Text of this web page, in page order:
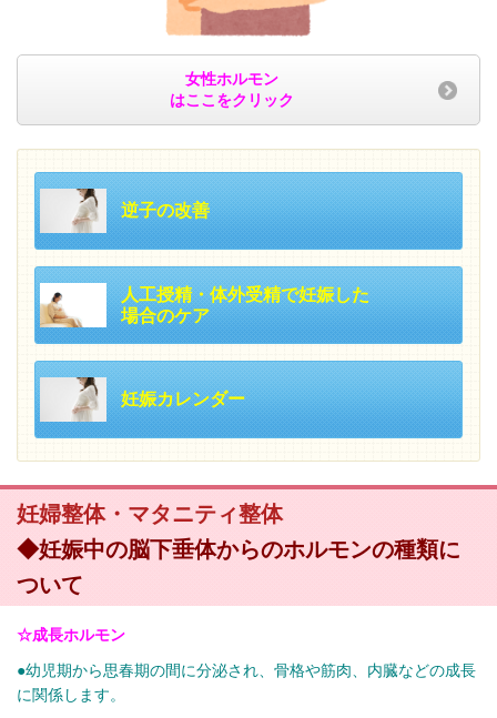
女性ホルモン
はここをクリック
逆子の改善
人工授精・体外受精で妊娠した
場合のケア
妊娠カレンダー
妊婦整体・マタニティ整体
◆妊娠中の脳下垂体からのホルモンの種類に
ついて
☆成長ホルモン
●幼児期から思春期の間に分泌され、骨格や筋肉、内臓などの成長
に関係します。